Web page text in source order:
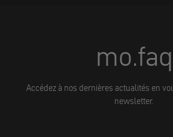
mo.faq
Accédez à nos dernières actualités en
newsletter.